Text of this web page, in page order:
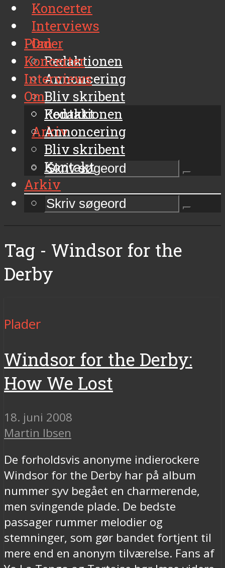
Koncerter
Interviews
Om
Redaktionen
Annoncering
Bliv skribent
Kontakt
Arkiv
Plader
Koncerter
Interviews
Om
Redaktionen
Annoncering
Bliv skribent
Kontakt
Arkiv
Tag - Windsor for the
Derby
Plader
Windsor for the Derby:
How We Lost
18. juni 2008
Martin Ibsen
De forholdsvis anonyme indierockere
Windsor for the Derby har på album
nummer syv begået en charmerende,
men svingende plade. De bedste
passager rummer melodier og
stemninger, som gør bandet fortjent til
mere end en anonym tilværelse. Fans af